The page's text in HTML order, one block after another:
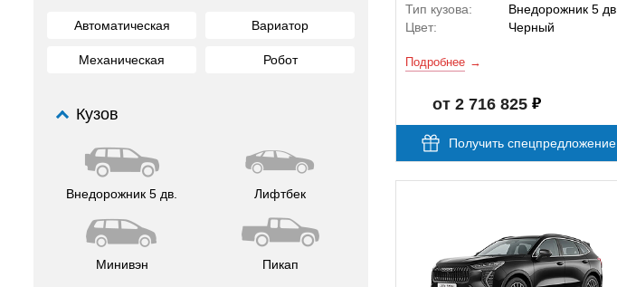
Автоматическая Вариатор
Механическая Робот
Кузов
Внедорожник 5 дв. Лифтбек
Минивэн Пикап
Тип кузова:
Внедорожник 5 дв.
Цвет:
Черный
Подробнее
от 2 716 825
Получить спецпредложение